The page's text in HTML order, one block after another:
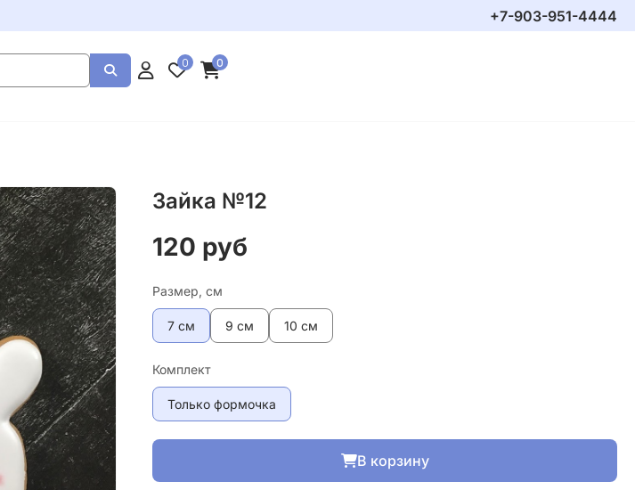
+7-903-951-4444
0 0
Зайка №12
120 руб
Размер, см
7 см 9 см 10 см
Комплект
Только формочка
В корзину